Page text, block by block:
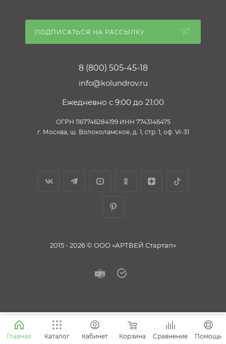
ПОДПИСАТЬСЯ НА РАССЫЛКУ
8 (800) 505-45-18
info@kolundrov.ru
Ежедневно с 9:00 до 21:00
ОГРН 1167746284199 ИНН 7743146475
г. Москва, ш. Волоколамское, д. 1, стр. 1, оф. VI-31
2015 - 2026 © ООО «АРТВЕЙ Стартап»
Главная Каталог Кабинет Корзина Сравнение Помощь